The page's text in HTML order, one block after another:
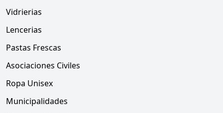
Vidrierias
Lencerias
Pastas Frescas
Asociaciones Civiles
Ropa Unisex
Municipalidades